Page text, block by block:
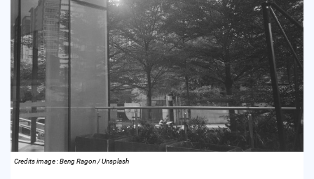
Credits image : Beng Ragon / Unsplash